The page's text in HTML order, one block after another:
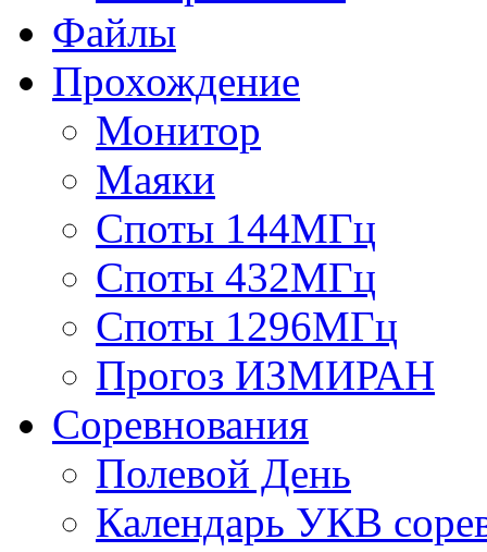
Файлы
Прохождение
Монитор
Маяки
Споты 144МГц
Споты 432МГц
Споты 1296МГц
Прогоз ИЗМИРАН
Соревнования
Полевой День
Календарь УКВ